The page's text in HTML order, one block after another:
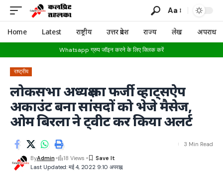
Aa
Home Latest राष्ट्रीय उत्तर प्रदेश राज्य लेख अपराध
Whatsapp ग्रुप जॉइन करने के लिए क्लिक करें
राष्ट्रीय
लोकसभा अध्यक्ष का फर्जी व्हाट्सऐप
अकाउंट बना सांसदों को भेजे मैसेज,
ओम बिरला ने ट्वीट कर किया अलर्ट
Last Updated: मई 4, 2022 9:10 अपराह्न
ByAdmin 18 Views
3 Min Read